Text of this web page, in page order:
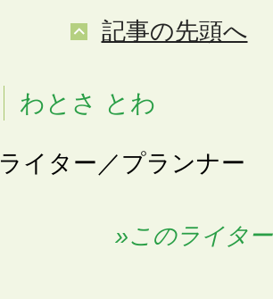
記事の先頭へ
わとさ とわ
ライター／プランナー
»このライタ